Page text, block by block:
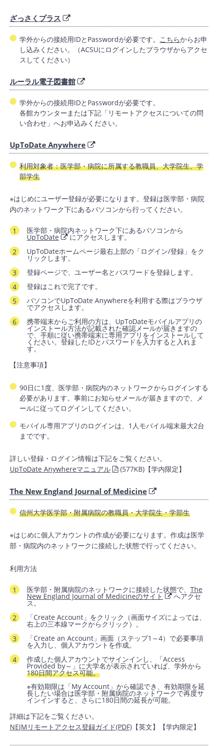
ざっさくプラス
学外からの接続用IDとPasswordが必要です。 こちらからお申
し込みください。（ACSUにログインしたブラウザからアクセ
スしてください）
ルーラル電子図書館
学外からの接続用IDとPasswordが必要です。
各館カウンターまたは下記「リモートアクセスについての問
い合わせ」へお申込みください。
UpToDate Anywhere
利用対象者：医学部・病院に所属する教職員、大学院生、学
部学生
※はじめにユーザー登録が必要になります。登録は医学部・病院
内のネットワーク下にあるパソコンから行ってください。
医学部・病院内ネットワーク下にあるパソコンから
UpToDate
にアクセスします。
UpToDateホームページ最右上部の「ログイン/登録」をク
リックします。
登録ページで、ユーザー名とパスワードを登録します。
登録はこれで完了です。
パソコンでUpToDate Anywhereを利用する際はブラウザ
でアクセスします。
携帯端末からご利用の方は、UpToDateモバイルアプリの
インストール方法が記載された確認メールが届きますの
で、手順に従い携帯端末に専用アプリをインストールして
ください。登録したIDとパスワードを入力すると入れま
す。
【注意事項】
90日に1度、医学部・病院内のネットワークからログインする
必要があります。事前にお知らせメールが届きますので、メ
ールに従ってログインしてください。
モバイル専用アプリのログインは、1人モバイル端末最大2台
までです。
詳しい登録・ログイン情報は下記をご覧ください。
UpToDate Anywhereマニュアル
(577KB)【学内限定】
The New England Journal of Medicine
信州大学医学部・附属病院の教職員・大学院生・学部生
※はじめに個人アカウントの作成が必要になります。作成は医学
部・病院内のネットワークに接続した状態で行ってください。
利用方法
医学部・附属病院のネットワークに接続した状態で、 The
New England Journal of Medicineのサイト へアクセ
ス。
「Create Account」をクリック（画面サイズによっては、
右上の三本線マークからクリック）。
「Create an Account」画面（ステップ1～4）で必要事項
を入力し、個人アカウントを作成。
作成した個人アカウントでサインインし、「Access
Provided by～」に大学名が表示されていれば、学外から
180日間アクセス可能。
※有効期限は「My Account」から確認でき、有効期限を延
長したい場合は医学部・附属病院のネットワークで再度サ
インインすると、さらに180日間の延長が可能。
詳細は下記をご覧ください。
NEJMリモートアクセス登録ガイド(PDF) 【英文】【学内限定】